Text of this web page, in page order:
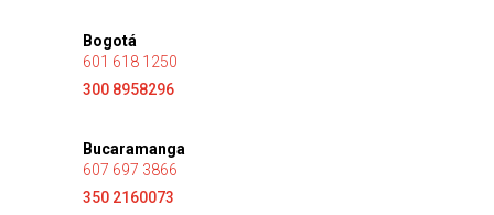
Bogotá
601 618 1250
300 8958296
Bucaramanga
607 697 3866
350 2160073